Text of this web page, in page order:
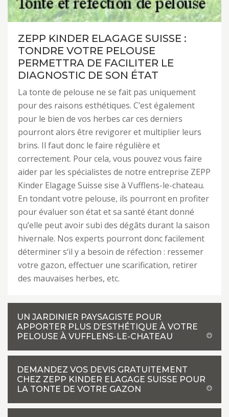
ZEPP KINDER ELAGAGE SUISSE :
TONDRE VOTRE PELOUSE
PERMETTRA DE FACILITER LE
DIAGNOSTIC DE SON ÉTAT
La tonte de pelouse ne se fait pas uniquement
pour des raisons esthétiques. C’est également
pour le bien de vos herbes car ces derniers
pourront alors être revigorer et multiplier leurs
brins. Il faut donc le faire régulière et
correctement. Pour cela, vous pouvez vous faire
aider par les spécialistes de notre entreprise ZEPP
Kinder Elagage Suisse sise à Vufflens-le-chateau.
En tondant votre pelouse, ils pourront en profiter
pour évaluer son état et sa santé étant donné
qu’elle peut avoir subi des dégâts durant la saison
hivernale. Nos experts pourront donc facilement
déterminer s‘il y a besoin de réfection : ressemer
votre gazon, effectuer une scarification, retirer
des mauvaises herbes, etc.
UN JARDINIER PAYSAGISTE POUR
APPORTER PLUS D’ESTHÉTIQUE À VOTRE
PELOUSE À VUFFLENS-LE-CHATEAU
DEMANDEZ VOS DEVIS GRATUITEMENT
CHEZ ZEPP KINDER ELAGAGE SUISSE POUR
LA TONTE DE VOTRE GAZON